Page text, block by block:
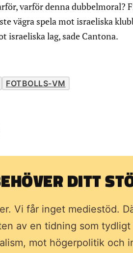
varför denna dubbelmoral?
vägra spela mot israeliska
israeliska lag, sade Cantona.
FOTBOLLS-VM
DITT
Vi får inget mediestöd.
av en tidning som tydligt
mot högerpolitik och